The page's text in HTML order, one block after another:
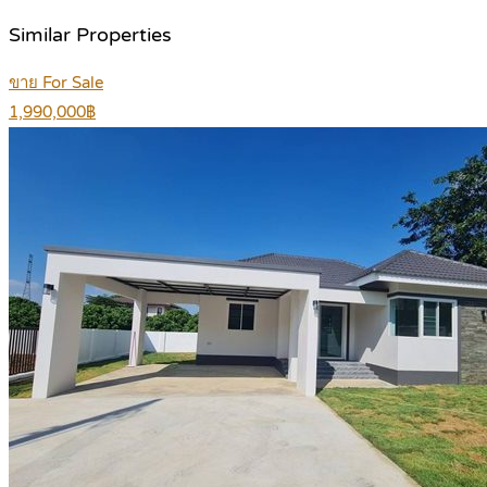
Similar Properties
ขาย For Sale
1,990,000฿